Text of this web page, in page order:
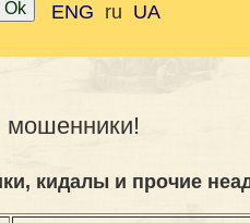
ENG ru UA
мошенники!
кидалы и прочие